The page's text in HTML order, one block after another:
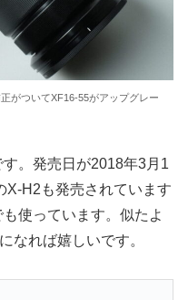
がついてXF16-55がアップグレー
。発売日が2018年3月1
X-H2も発売されています
使っています。似たよ
なれば嬉しいです。